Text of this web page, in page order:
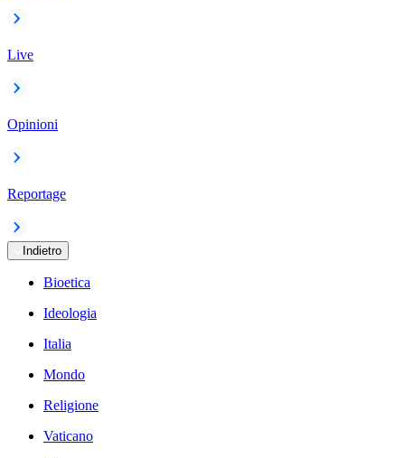
Live
Opinioni
Reportage
Indietro
Bioetica
Ideologia
Italia
Mondo
Religione
Vaticano